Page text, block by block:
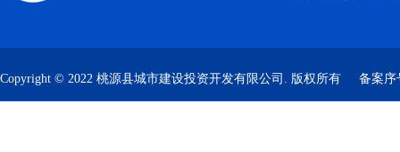
Copyright © 2022 桃源县城市建设投资开发有限公司. 版权所有 备案序